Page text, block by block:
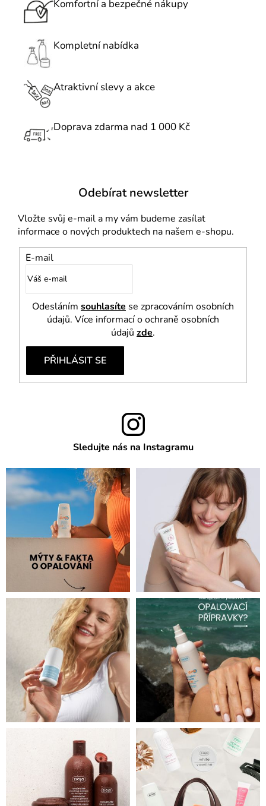
r
y
p
á
Komfortní a bezpečné nákupy
Kompletní nabídka
Atraktivní slevy a akce
Doprava zdarma nad 1 000 Kč
Odebírat newsletter
Vložte svůj e-mail a my vám budeme zasílat
informace o nových produktech na našem e-shopu.
E-mail
Odesláním souhlasíte se zpracováním osobních
údajů. Více informací o ochraně osobních
údajů zde.
PŘIHLÁSIT SE
Sledujte nás na Instagramu